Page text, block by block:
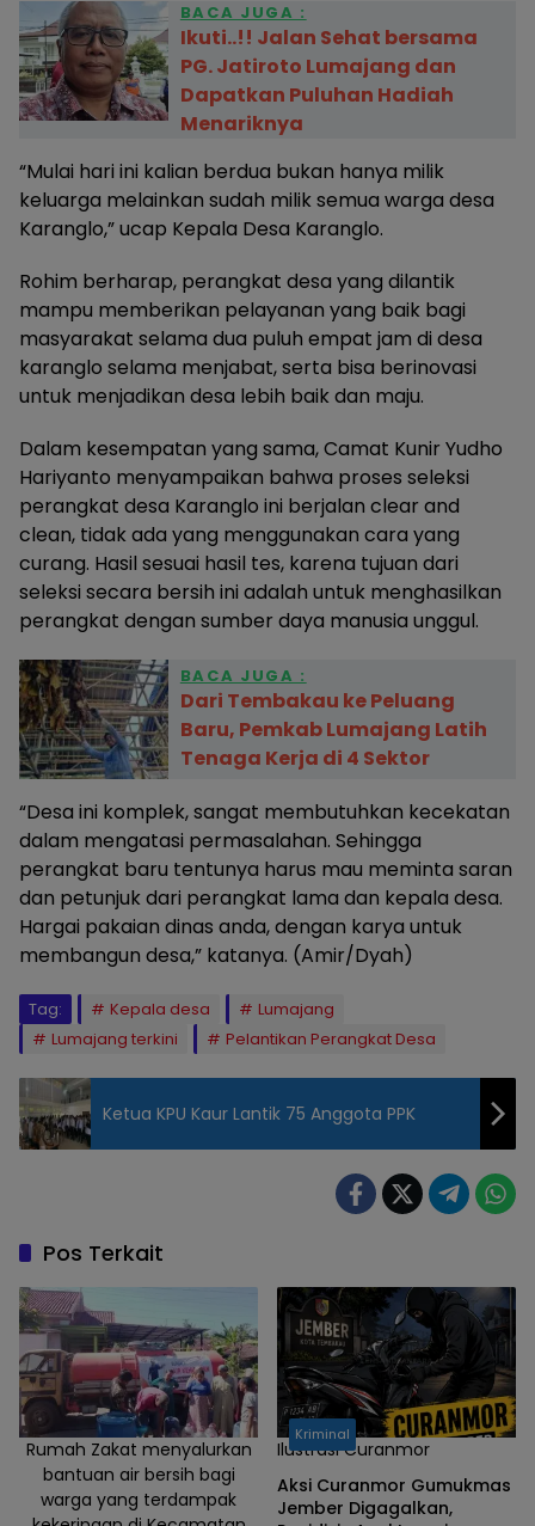
BACA JUGA :
Ikuti..!! Jalan Sehat bersama
PG. Jatiroto Lumajang dan
Dapatkan Puluhan Hadiah
Menariknya
“Mulai hari ini kalian berdua bukan hanya milik
keluarga melainkan sudah milik semua warga desa
Karanglo,” ucap Kepala Desa Karanglo.
Rohim berharap, perangkat desa yang dilantik
mampu memberikan pelayanan yang baik bagi
masyarakat selama dua puluh empat jam di desa
karanglo selama menjabat, serta bisa berinovasi
untuk menjadikan desa lebih baik dan maju.
Dalam kesempatan yang sama, Camat Kunir Yudho
Hariyanto menyampaikan bahwa proses seleksi
perangkat desa Karanglo ini berjalan clear and
clean, tidak ada yang menggunakan cara yang
curang. Hasil sesuai hasil tes, karena tujuan dari
seleksi secara bersih ini adalah untuk menghasilkan
perangkat dengan sumber daya manusia unggul.
BACA JUGA :
Dari Tembakau ke Peluang
Baru, Pemkab Lumajang Latih
Tenaga Kerja di 4 Sektor
“Desa ini komplek, sangat membutuhkan kecekatan
dalam mengatasi permasalahan. Sehingga
perangkat baru tentunya harus mau meminta saran
dan petunjuk dari perangkat lama dan kepala desa.
Hargai pakaian dinas anda, dengan karya untuk
membangun desa,” katanya. (Amir/Dyah)
Tag: Kepala desa
Lumajang
Lumajang terkini
Pelantikan Perangkat Desa
Ketua KPU Kaur Lantik 75 Anggota PPK
Pos Terkait
Rumah Zakat menyalurkan
bantuan air bersih bagi
warga yang terdampak
Ilustrasi Curanmor
Kriminal
Aksi Curanmor Gumukmas
Jember Digagalkan,